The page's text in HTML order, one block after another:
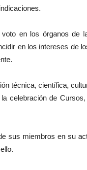
en los órganos de
en los intereses de
técnica, científica,
celebración de
sus miembros en su